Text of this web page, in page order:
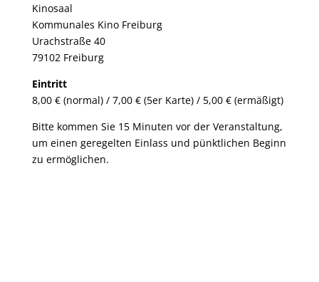
Kinosaal
Kommunales Kino Freiburg
Urachstraße 40
79102 Freiburg
Eintritt
8,00 € (normal) / 7,00 € (5er Karte) / 5,00 € (ermäßigt)
Bitte kommen Sie 15 Minuten vor der Veranstaltung,
um einen geregelten Einlass und pünktlichen Beginn
zu ermöglichen.